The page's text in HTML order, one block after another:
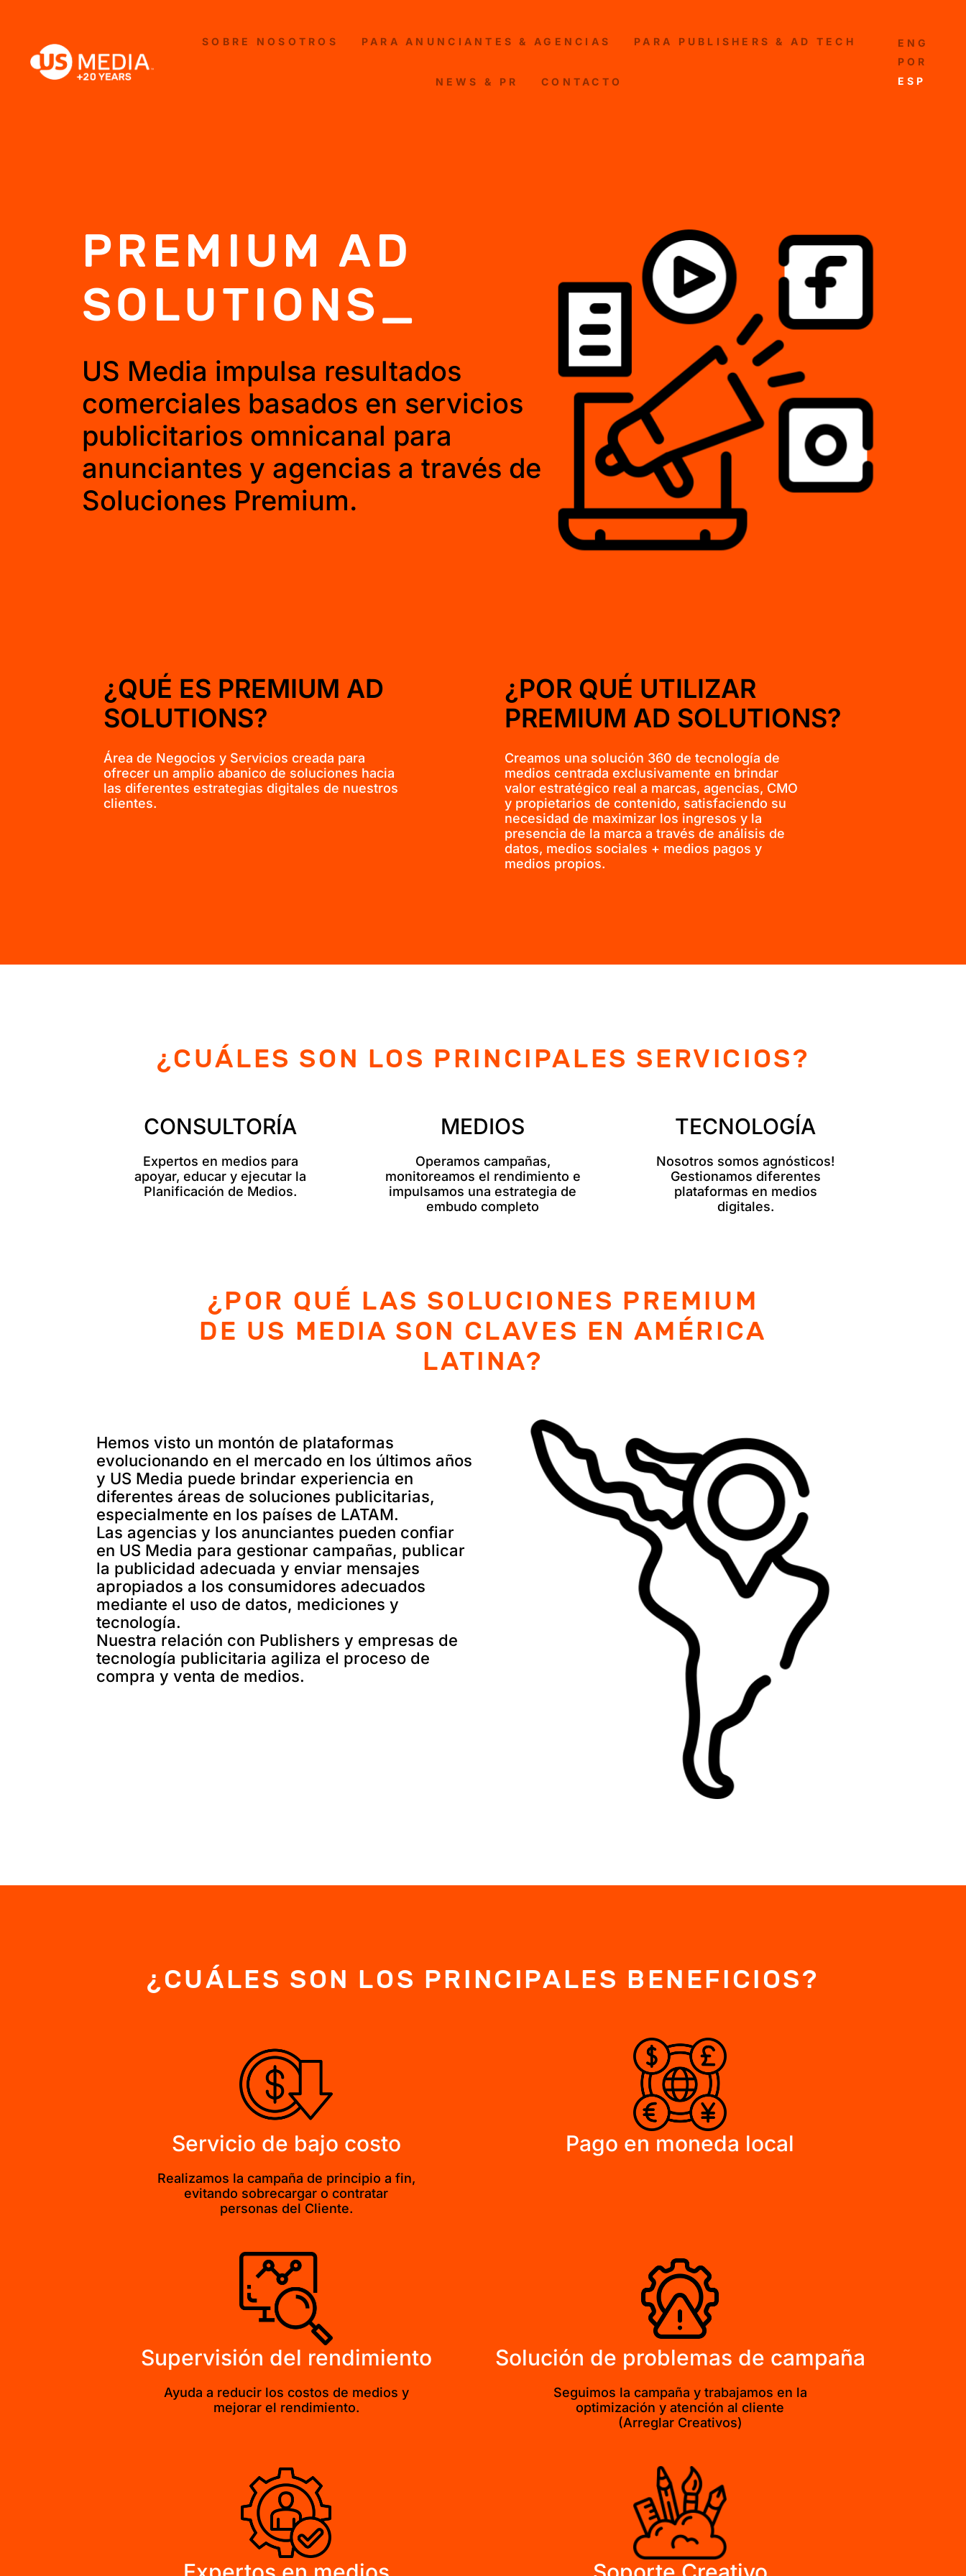
SOBRE NOSOTROS PARA ANUNCIANTES & AGENCIAS PARA PUBLISHERS & AD TECH
NEWS & PR CONTACTO
ENGLISH
ESPAÑOL
PREMIUM AD
SOLUTIONS_
US Media impulsa resultados
comerciales basados en servicios
publicitarios omnicanal para
anunciantes y agencias a través de
Soluciones Premium.
¿QUÉ ES PREMIUM AD
SOLUTIONS?
Área de Negocios y Servicios creada para
ofrecer un amplio abanico de soluciones hacia
las diferentes estrategias digitales de nuestros
clientes.
¿POR QUÉ UTILIZAR
PREMIUM AD SOLUTIONS?
Creamos una solución 360 de tecnología de
medios centrada exclusivamente en brindar
valor estratégico real a marcas, agencias, CMO
y propietarios de contenido, satisfaciendo su
necesidad de maximizar los ingresos y la
presencia de la marca a través de análisis de
datos, medios sociales + medios pagos y
medios propios.
¿CUÁLES SON LOS PRINCIPALES SERVICIOS?
CONSULTORÍA
Expertos en medios para
apoyar, educar y ejecutar la
Planificación de Medios.
MEDIOS
Operamos campañas,
monitoreamos el rendimiento e
impulsamos una estrategia de
embudo completo
TECNOLOGÍA
Nosotros somos agnósticos!
Gestionamos diferentes
plataformas en medios
digitales.
¿POR QUÉ LAS SOLUCIONES PREMIUM
DE US MEDIA SON CLAVES EN AMÉRICA
LATINA?
Hemos visto un montón de plataformas
evolucionando en el mercado en los últimos años
y US Media puede brindar experiencia en
diferentes áreas de soluciones publicitarias,
especialmente en los países de LATAM.
Las agencias y los anunciantes pueden confiar
en US Media para gestionar campañas, publicar
la publicidad adecuada y enviar mensajes
apropiados a los consumidores adecuados
mediante el uso de datos, mediciones y
tecnología.
Nuestra relación con Publishers y empresas de
tecnología publicitaria agiliza el proceso de
compra y venta de medios.
¿CUÁLES SON LOS PRINCIPALES BENEFICIOS?
Servicio de bajo costo
Realizamos la campaña de principio a fin,
evitando sobrecargar o contratar
personas del Cliente.
Pago en moneda local
Supervisión del rendimiento
Ayuda a reducir los costos de medios y
mejorar el rendimiento.
Solución de problemas de campaña
Seguimos la campaña y trabajamos en la
optimización y atención al cliente
(Arreglar Creativos)